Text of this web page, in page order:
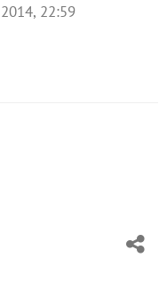
22:59